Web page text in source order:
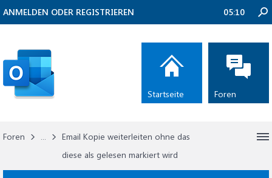
Foren ...
Email Kopie weiterleiten ohne das
diese als gelesen markiert wird
ANMELDEN ODER REGISTRIEREN 05:10
Startseite Foren